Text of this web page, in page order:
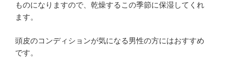
ものになりますので、乾燥するこの季節に保湿してくれ
ます。
頭皮のコンディションが気になる男性の方にはおすすめ
です。